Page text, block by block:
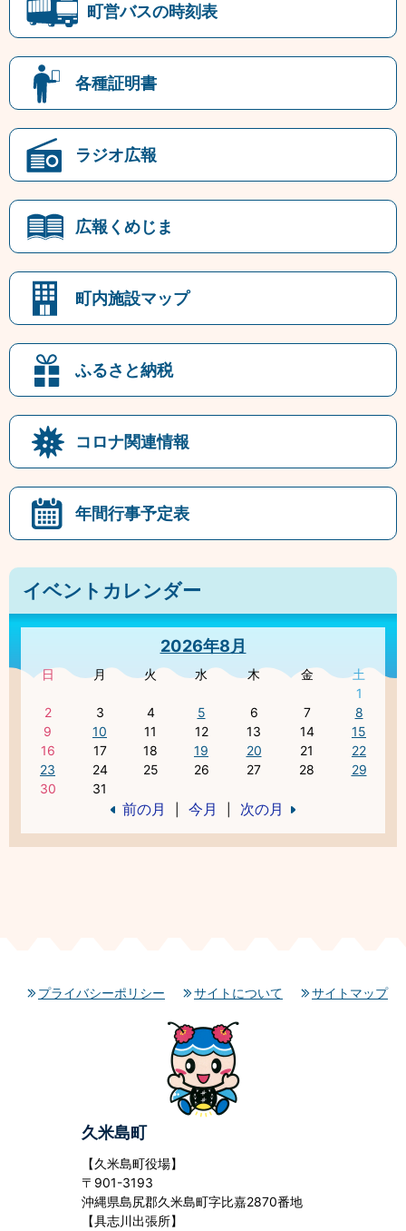
町営バスの時刻表
各種証明書
ラジオ広報
広報くめじま
町内施設マップ
ふるさと納税
コロナ関連情報
年間行事予定表
イベントカレンダー
2026年8月
日 月 火 水 木 金
土
1
2
3 4 5 6 7
8
9
10 11 12 13 14
15
16
17 18 19 20 21
22
23
24 25 26 27 28
29
30
31
前の月 今月 次の月
プライバシーポリシー サイトについて サイトマップ
久米島町
【久米島町役場】
〒901-3193
沖縄県島尻郡久米島町字比嘉2870番地
【具志川出張所】